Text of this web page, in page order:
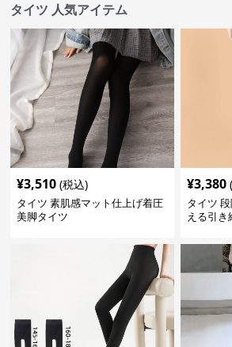
タイツ 人気アイテム
¥3,510 (税込)
タイツ 素肌感マット仕上げ着圧
美脚タイツ
¥3,380
タイツ
える引き